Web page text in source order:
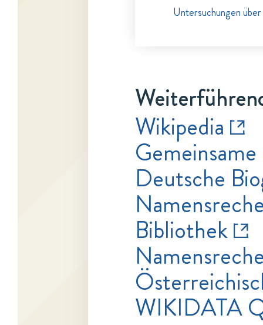
Untersuchungen
Wikipedia
Deutsche
Bibliothek
WIKIDATA